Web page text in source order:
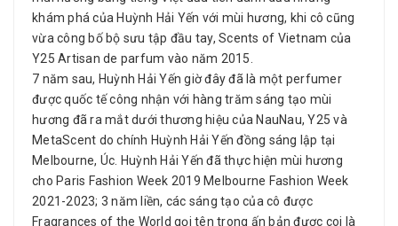
khám phá của Huỳnh Hải Yến với mùi hương, khi cô cũng
vừa công bố bộ sưu tập đầu tay, Scents of Vietnam của
Y25 Artisan de parfum vào năm 2015.
7 năm sau, Huỳnh Hải Yến giờ đây đã là một perfumer
được quốc tế công nhận với hàng trăm sáng tạo mùi
hương đã ra mắt dưới thương hiệu của NauNau, Y25 và
MetaScent do chính Huỳnh Hải Yến đồng sáng lập tại
Melbourne, Úc. Huỳnh Hải Yến đã thực hiện mùi hương
cho Paris Fashion Week 2019 Melbourne Fashion Week
2021-2023; 3 năm liền, các sáng tạo của cô được
Fragrances of the World gọi tên trong ấn bản được coi là